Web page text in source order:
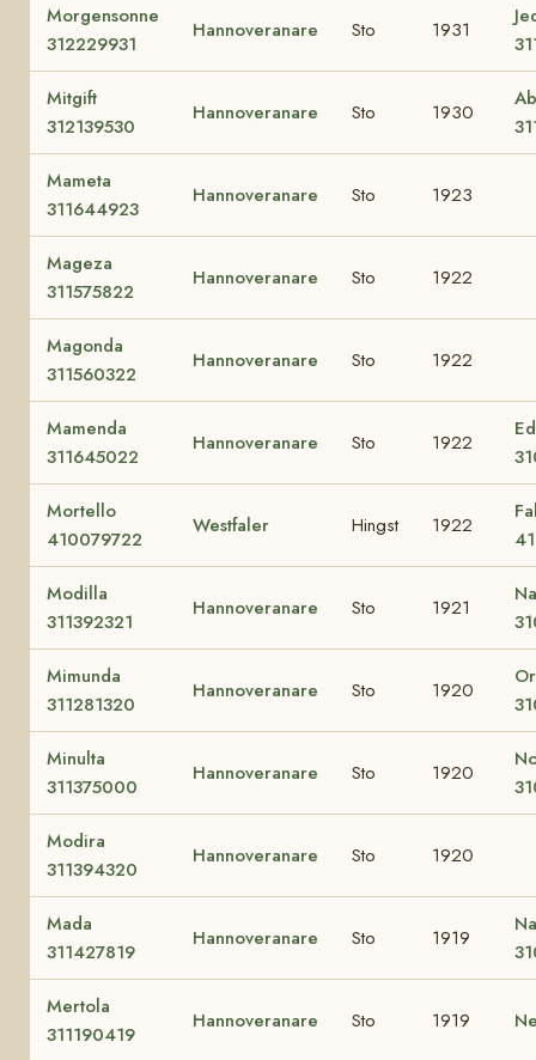
Morgensonne
312229931
Hannoveranare Sto 1931
Mitgift
312139530
Hannoveranare Sto 1930
Mameta
311644923
Hannoveranare Sto 1923
Mageza
311575822
Hannoveranare Sto 1922
Magonda
311560322
Hannoveranare Sto 1922
Mamenda
311645022
Hannoveranare Sto 1922
Mortello
410079722
Westfaler Hingst 1922
Modilla
311392321
Hannoveranare Sto 1921
Mimunda
311281320
Hannoveranare Sto 1920
Minulta
311375000
Hannoveranare Sto 1920
Modira
311394320
Hannoveranare Sto 1920
Mada
311427819
Hannoveranare Sto 1919
Mertola
311190419
Hannoveranare Sto 1919